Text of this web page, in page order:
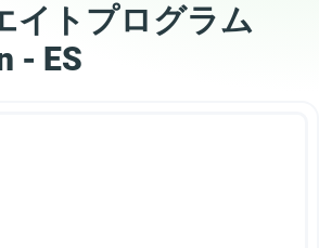
イトプログラム
- ES